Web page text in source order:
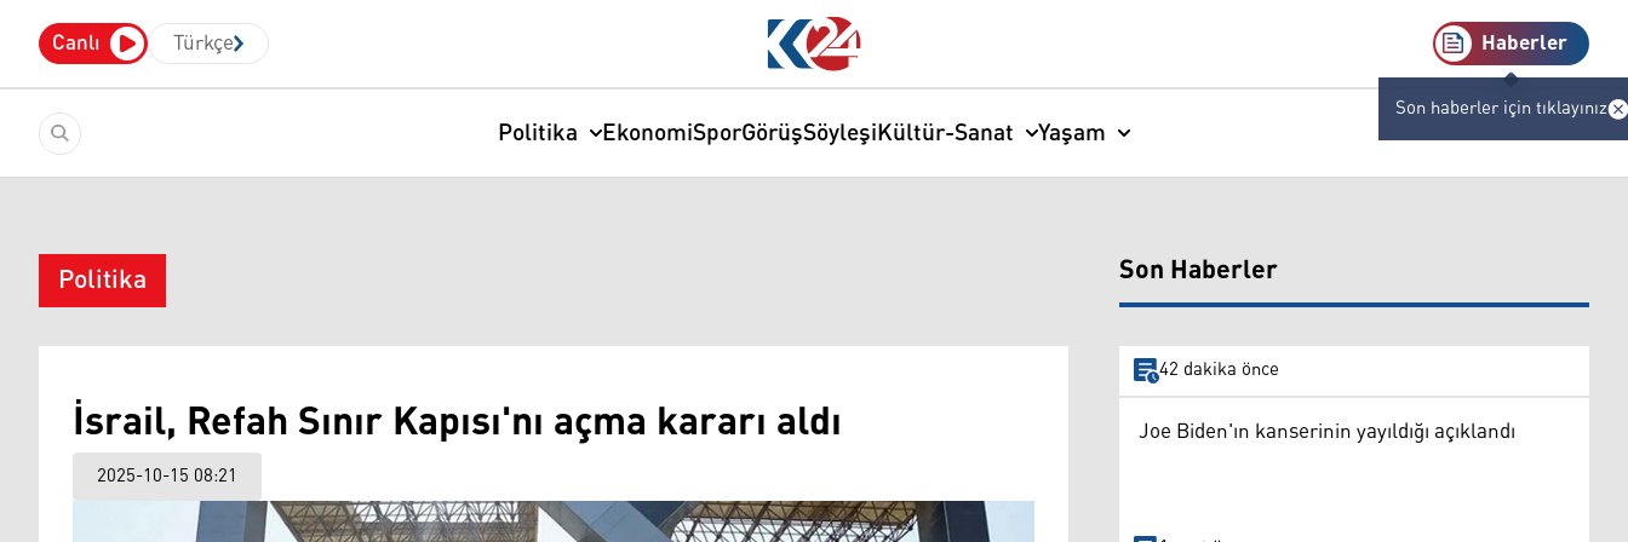
Canlı Türkçe Haberler
Son haberler için tıklayınız
Politika EkonomiSporGörüşSöyleşiKültür-Sanat Yaşam
Politika
İsrail, Refah Sınır Kapısı'nı açma kararı aldı
2025-10-15 08:21
Son Haberler
42 dakika önce
Joe Biden'ın kanserinin yayıldığı açıklandı